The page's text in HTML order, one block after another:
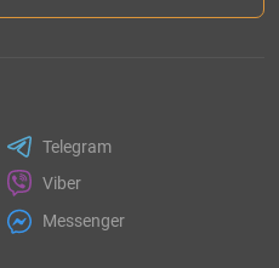
Telegram
Viber
Messenger